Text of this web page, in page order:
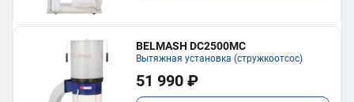
BELMASH DC2500MC
Вытяжная установка (стружкоотсос)
51 990 ₽